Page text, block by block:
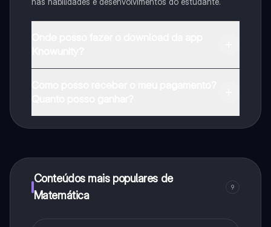
Conteúdos mais populares de
Matemática
9